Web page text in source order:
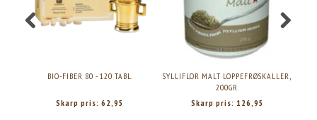
BIO-FIBER 80 - 120 TABL.
Skarp pris: 62,95
SYLLIFLOR MALT LOPPEFRØSKALLER,
200GR.
Skarp pris: 126,95